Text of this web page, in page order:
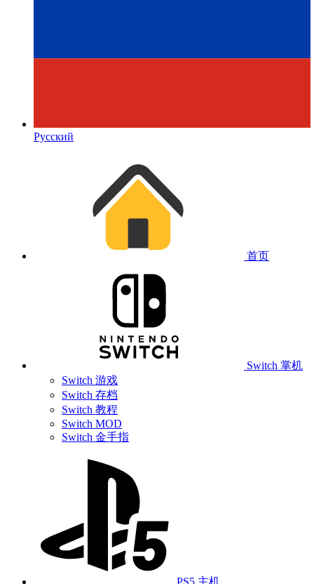
Русский
首页
Switch 掌机
Switch 游戏
Switch 存档
Switch 教程
Switch MOD
Switch 金手指